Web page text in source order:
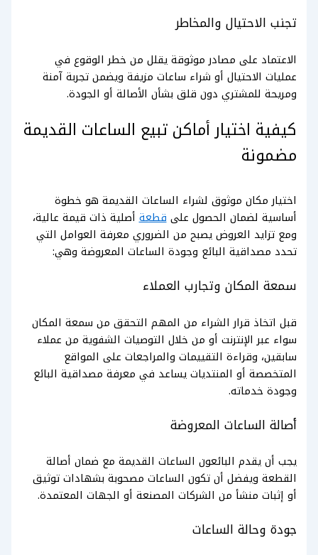
تجنب الاحتيال والمخاطر
الاعتماد على مصادر موثوقة يقلل من خطر الوقوع في
عمليات الاحتيال أو شراء ساعات مزيفة ويضمن تجربة آمنة
ومريحة للمشتري دون قلق بشأن الأصالة أو الجودة.
كيفية اختيار أماكن تبيع الساعات القديمة
مضمونة
اختيار مكان موثوق لشراء الساعات القديمة هو خطوة
أساسية لضمان الحصول علىقطعةأصلية ذات قيمة عالية،
ومع تزايد العروض يصبح من الضروري معرفة العوامل التي
تحدد مصداقية البائع وجودة الساعات المعروضة وهي:
سمعة المكان وتجارب العملاء
قبل اتخاذ قرار الشراء من المهم التحقق من سمعة المكان
سواء عبر الإنترنت أو من خلال التوصيات الشفوية من عملاء
سابقين، وقراءة التقييمات والمراجعات على المواقع
المتخصصة أو المنتديات يساعد في معرفة مصداقية البائع
وجودة خدماته.
أصالة الساعات المعروضة
يجب أن يقدم البائعون الساعات القديمة مع ضمان أصالة
القطعة ويفضل أن تكون الساعات مصحوبة بشهادات توثيق
أو إثبات منشأ من الشركات المصنعة أو الجهات المعتمدة.
جودة وحالة الساعات